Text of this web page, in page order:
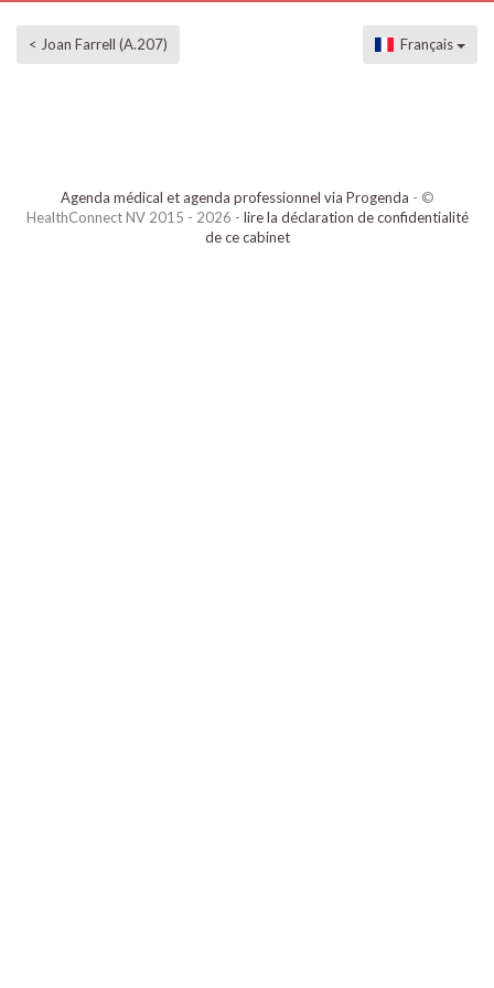
< Joan Farrell (A.207) Français
Agenda médical et agenda professionnel via Progenda - ©
HealthConnect NV 2015 - 2026 - lire la déclaration de confidentialité
de ce cabinet